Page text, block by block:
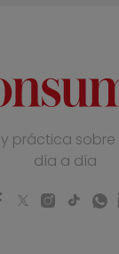
práctica
día a día